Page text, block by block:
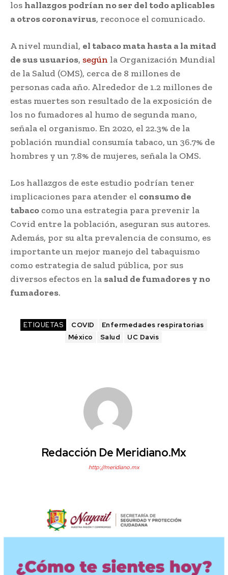
los hallazgos podrían no ser del todo aplicables
a otros coronavirus, reconoce el comunicado.
A nivel mundial, el tabaco mata hasta a la mitad
de sus usuarios, según la Organización Mundial
de la Salud (OMS), cerca de 8 millones de
personas cada año. Alrededor de 1.2 millones de
estas muertes son resultado de la exposición de
los no fumadores al humo de segunda mano,
señala el organismo. En 2020, el 22.3% de la
población mundial consumía tabaco, un 36.7% de
hombres y un 7.8% de mujeres, señala la OMS.
Los hallazgos de este estudio podrían tener
implicaciones para atender el consumo de
tabaco como una estrategia para prevenir la
Covid entre la población, aseguran sus autores.
Además, por su alta prevalencia de consumo, es
importante un mejor manejo del tabaquismo
como estrategia de salud pública, por sus
diversos efectos en la salud de fumadores y no
fumadores.
ETIQUETAS COVID
Enfermedades respiratorias
México
Salud UC Davis
Redacción De Meridiano.mx
http://meridiano.mx